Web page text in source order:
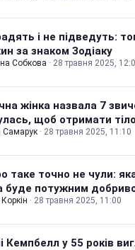
і не підведуть:
за знаком Зодіаку
Собкова · 28 травня 2025,
жінка назвала 7
щоб отримати тіло
Самарук · 28 травня 2025, 11:10
таке точно не чули:
буде потужним
· 28 травня 2025, 11:00
Кемпбелл у 55 років